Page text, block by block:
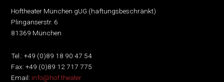
Hoftheater München gUG (haftungsbeschränkt)
Plinganserstr. 6
81369 München
Tel.: +49 (0)89 18 90 47 54
Fax: +49 (0)89 12 717 775
Email: info@hof.theater